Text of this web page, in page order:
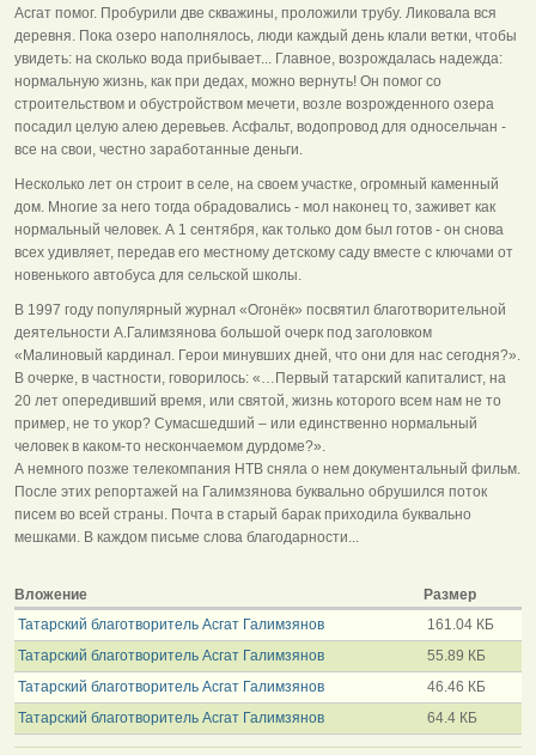
Асгат помог. Пробурили две скважины, проложили трубу. Ликовала вся
деревня. Пока озеро наполнялось, люди каждый день клали ветки, чтобы
увидеть: на сколько вода прибывает... Главное, возрождалась надежда:
нормальную жизнь, как при дедах, можно вернуть! Он помог со
строительством и обустройством мечети, возле возрожденного озера
посадил целую алею деревьев. Асфальт, водопровод для односельчан -
все на свои, честно заработанные деньги.
Несколько лет он строит в селе, на своем участке, огромный каменный
дом. Многие за него тогда обрадовались - мол наконец то, заживет как
нормальный человек. А 1 сентября, как только дом был готов - он снова
всех удивляет, передав его местному детскому саду вместе с ключами от
новенького автобуса для сельской школы.
В 1997 году популярный журнал «Огонёк» посвятил благотворительной
деятельности А.Галимзянова большой очерк под заголовком
«Малиновый кардинал. Герои минувших дней, что они для нас сегодня?».
В очерке, в частности, говорилось: «…Первый татарский капиталист, на
20 лет опередивший время, или святой, жизнь которого всем нам не то
пример, не то укор? Сумасшедший – или единственно нормальный
человек в каком-то нескончаемом дурдоме?».
А немного позже телекомпания НТВ сняла о нем документальный фильм.
После этих репортажей на Галимзянова буквально обрушился поток
писем во всей страны. Почта в старый барак приходила буквально
мешками. В каждом письме слова благодарности...
Вложение
Размер
Татарский благотворитель Асгат Галимзянов
161.04 КБ
Татарский благотворитель Асгат Галимзянов
55.89 КБ
Татарский благотворитель Асгат Галимзянов
46.46 КБ
Татарский благотворитель Асгат Галимзянов
64.4 КБ